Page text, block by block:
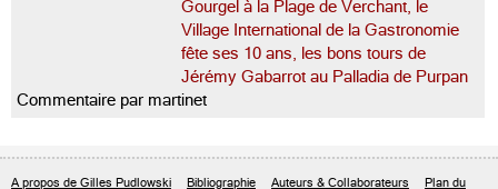
Gourgel à la Plage de Verchant, le
Village International de la Gastronomie
fête ses 10 ans, les bons tours de
Jérémy Gabarrot au Palladia de Purpan
Commentaire par martinet
A propos de Gilles Pudlowski Bibliographie Auteurs & Collaborateurs Plan du